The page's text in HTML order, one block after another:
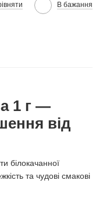
В бажання
1 г —
від
білокачанної
та чудові смакові